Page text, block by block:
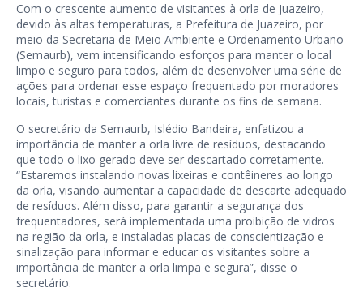
Com o crescente aumento de visitantes à orla de Juazeiro,
devido às altas temperaturas, a Prefeitura de Juazeiro, por
meio da Secretaria de Meio Ambiente e Ordenamento Urbano
(Semaurb), vem intensificando esforços para manter o local
limpo e seguro para todos, além de desenvolver uma série de
ações para ordenar esse espaço frequentado por moradores
locais, turistas e comerciantes durante os fins de semana.
O secretário da Semaurb, Islédio Bandeira, enfatizou a
importância de manter a orla livre de resíduos, destacando
que todo o lixo gerado deve ser descartado corretamente.
“Estaremos instalando novas lixeiras e contêineres ao longo
da orla, visando aumentar a capacidade de descarte adequado
de resíduos. Além disso, para garantir a segurança dos
frequentadores, será implementada uma proibição de vidros
na região da orla, e instaladas placas de conscientização e
sinalização para informar e educar os visitantes sobre a
importância de manter a orla limpa e segura”, disse o
secretário.